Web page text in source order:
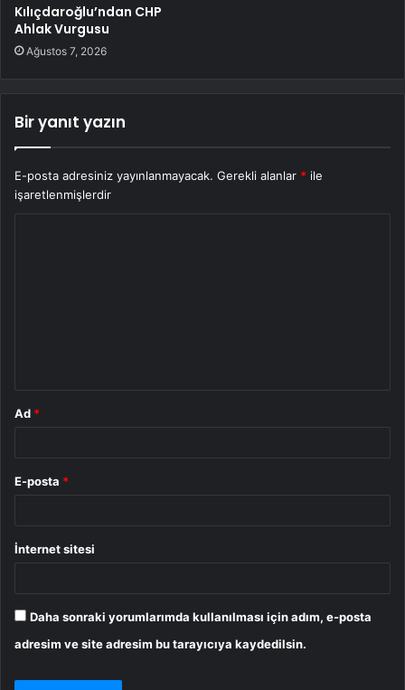
Kılıçdaroğlu’ndan CHP
Ahlak Vurgusu
Ağustos 7, 2026
Bir yanıt yazın
E-posta adresiniz yayınlanmayacak. Gerekli alanlar * ile
işaretlenmişlerdir
Ad *
E-posta *
İnternet sitesi
Daha sonraki yorumlarımda kullanılması için adım, e-posta
adresim ve site adresim bu tarayıcıya kaydedilsin.